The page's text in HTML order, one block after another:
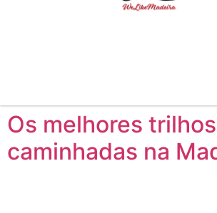
Os melhores
caminhadas na